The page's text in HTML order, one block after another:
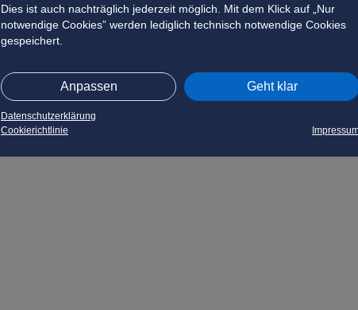
Dies ist auch nachträglich jederzeit möglich. Mit dem Klick auf „Nur
notwendige Cookies” werden lediglich technisch notwendige Cookies
gespeichert.
Anpassen Geht klar
Datenschutzerklärung
Cookierichtlinie